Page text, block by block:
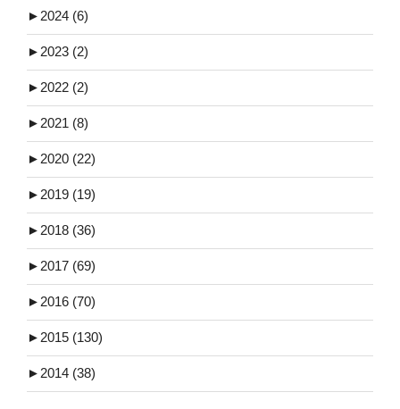
► 2024 (6)
► 2023 (2)
► 2022 (2)
► 2021 (8)
► 2020 (22)
► 2019 (19)
► 2018 (36)
► 2017 (69)
► 2016 (70)
► 2015 (130)
► 2014 (38)